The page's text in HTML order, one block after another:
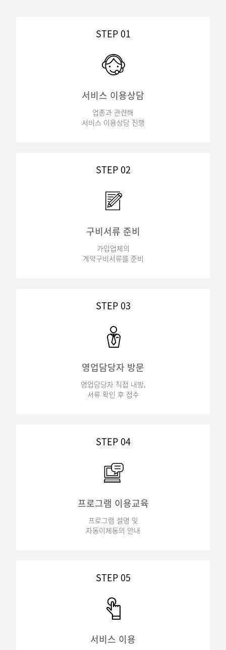
STEP 01
서비스 이용상담
업종과 관련해
서비스 이용상담 진행
STEP 02
구비서류 준비
가입업체의
계약구비서류를 준비
STEP 03
영업담당자 방문
영업담당자 직접 내방,
서류 확인 후 접수
STEP 04
프로그램 이용교육
프로그램 설명 및
자동이체동의 안내
STEP 05
서비스 이용